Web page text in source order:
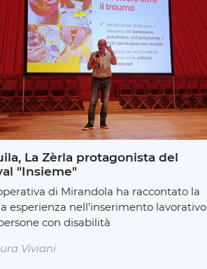
La Zèrla protagonista del
"Insieme"
di Mirandola ha raccontato la
esperienza nell’inserimento lavorativo
con disabilità
Viviani